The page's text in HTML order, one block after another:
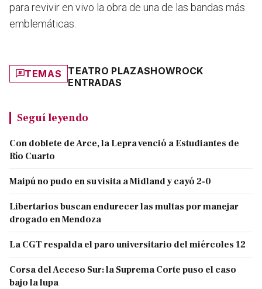
para revivir en vivo la obra de una de las bandas más
emblemáticas.
TEMAS TEATRO PLAZASHOWROCK
ENTRADAS
Seguí leyendo
Con doblete de Arce, la Lepra venció a Estudiantes de
Río Cuarto
Maipú no pudo en su visita a Midland y cayó 2-0
Libertarios buscan endurecer las multas por manejar
drogado en Mendoza
La CGT respalda el paro universitario del miércoles 12
Corsa del Acceso Sur: la Suprema Corte puso el caso
bajo la lupa